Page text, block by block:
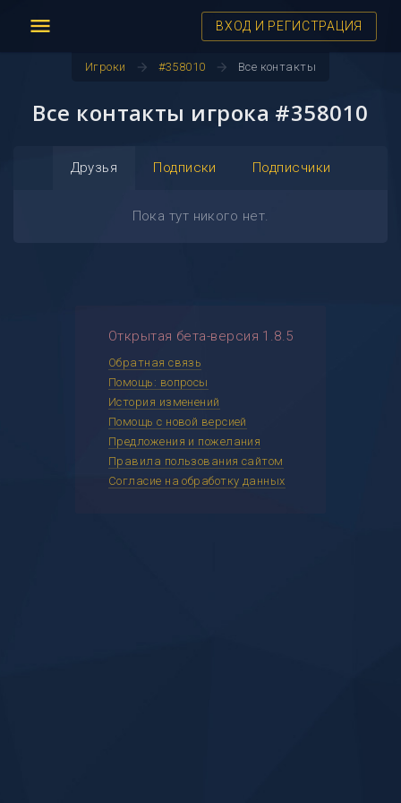
menu ВХОД И РЕГИСТРАЦИЯ
Игроки arrow_forward #358010 arrow_forward Все контакты
Все контакты игрока #358010
Друзья Подписки Подписчики
Пока тут никого нет.
Открытая бета-версия 1.8.5
Обратная связь
Помощь: вопросы
История изменений
Помощь с новой версией
Предложения и пожелания
Правила пользования сайтом
Согласие на обработку данных